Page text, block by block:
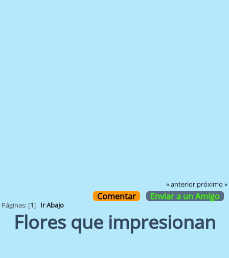
« anterior próximo »
Comentar Enviar a un Amigo
Páginas: [1] Ir Abajo
Flores que impresionan